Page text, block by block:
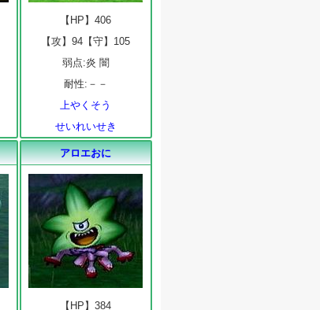
【HP】406
【攻】94【守】105
弱点:炎 闇
耐性:－－
上やくそう
せいれいせき
アロエおに
【HP】384